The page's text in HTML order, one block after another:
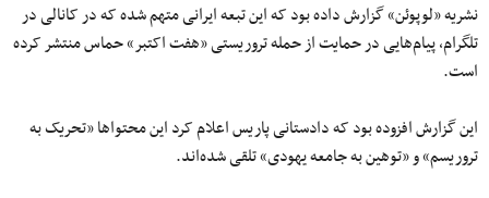
نشریه «لوپوئن» گزارش داده بود که این تبعه ایرانی متهم شده که در کانالی در
تلگرام، پیام‌هایی در حمایت از حمله تروریستی «هفت اکتبر» حماس منتشر کرده
است.
این گزارش افزوده بود که دادستانی پاریس اعلام کرد این محتواها «تحریک به
تروریسم» و «توهین به جامعه یهودی» تلقی شده‌اند.